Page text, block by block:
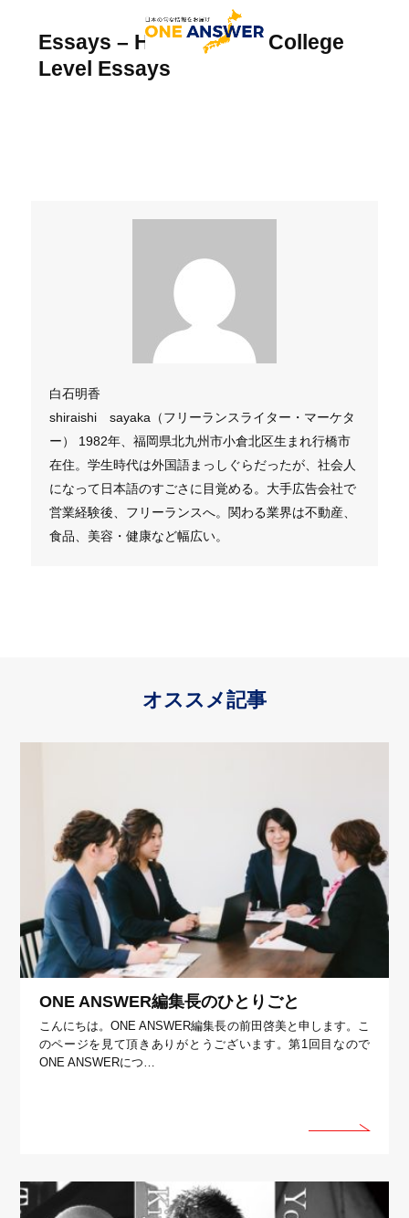
Essays – How to Write College
Level Essays
白石明香
shiraishi sayaka（フリーランスライター・マーケタ
ー） 1982年、福岡県北九州市小倉北区生まれ行橋市
在住。学生時代は外国語まっしぐらだったが、社会人
になって日本語のすごさに目覚める。大手広告会社で
営業経験後、フリーランスへ。関わる業界は不動産、
食品、美容・健康など幅広い。
オススメ記事
ONE ANSWER編集長のひとりごと
こんにちは。ONE ANSWER編集長の前田啓美と申します。こ
のページを見て頂きありがとうございます。第1回目なので
ONE ANSWERにつ…